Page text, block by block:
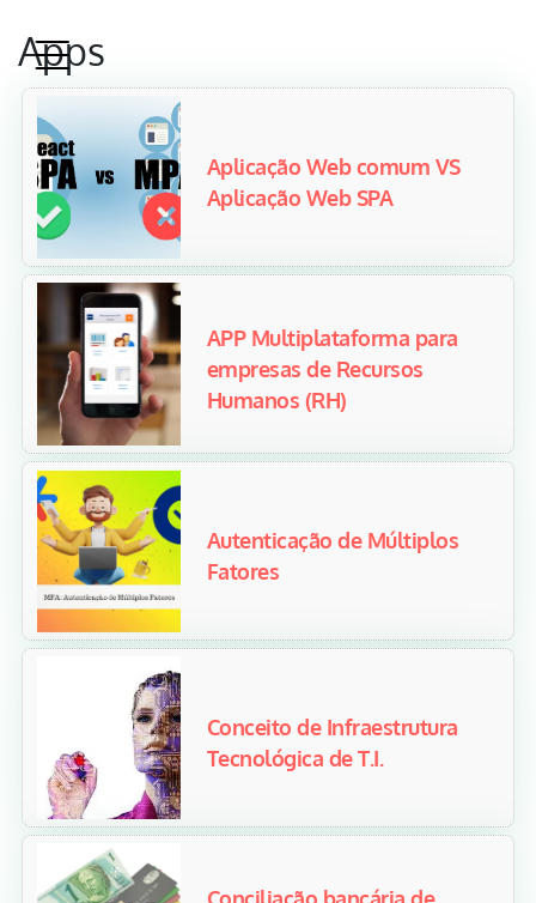
Apps
Aplicação Web comum VS
Aplicação Web SPA
APP Multiplataforma para
empresas de Recursos
Humanos (RH)
Autenticação de Múltiplos
Fatores
Conceito de Infraestrutura
Tecnológica de T.I.